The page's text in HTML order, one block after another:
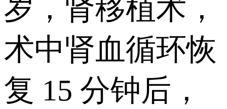
岁，肾移植术，
术中肾血循环恢
复 15 分钟后，